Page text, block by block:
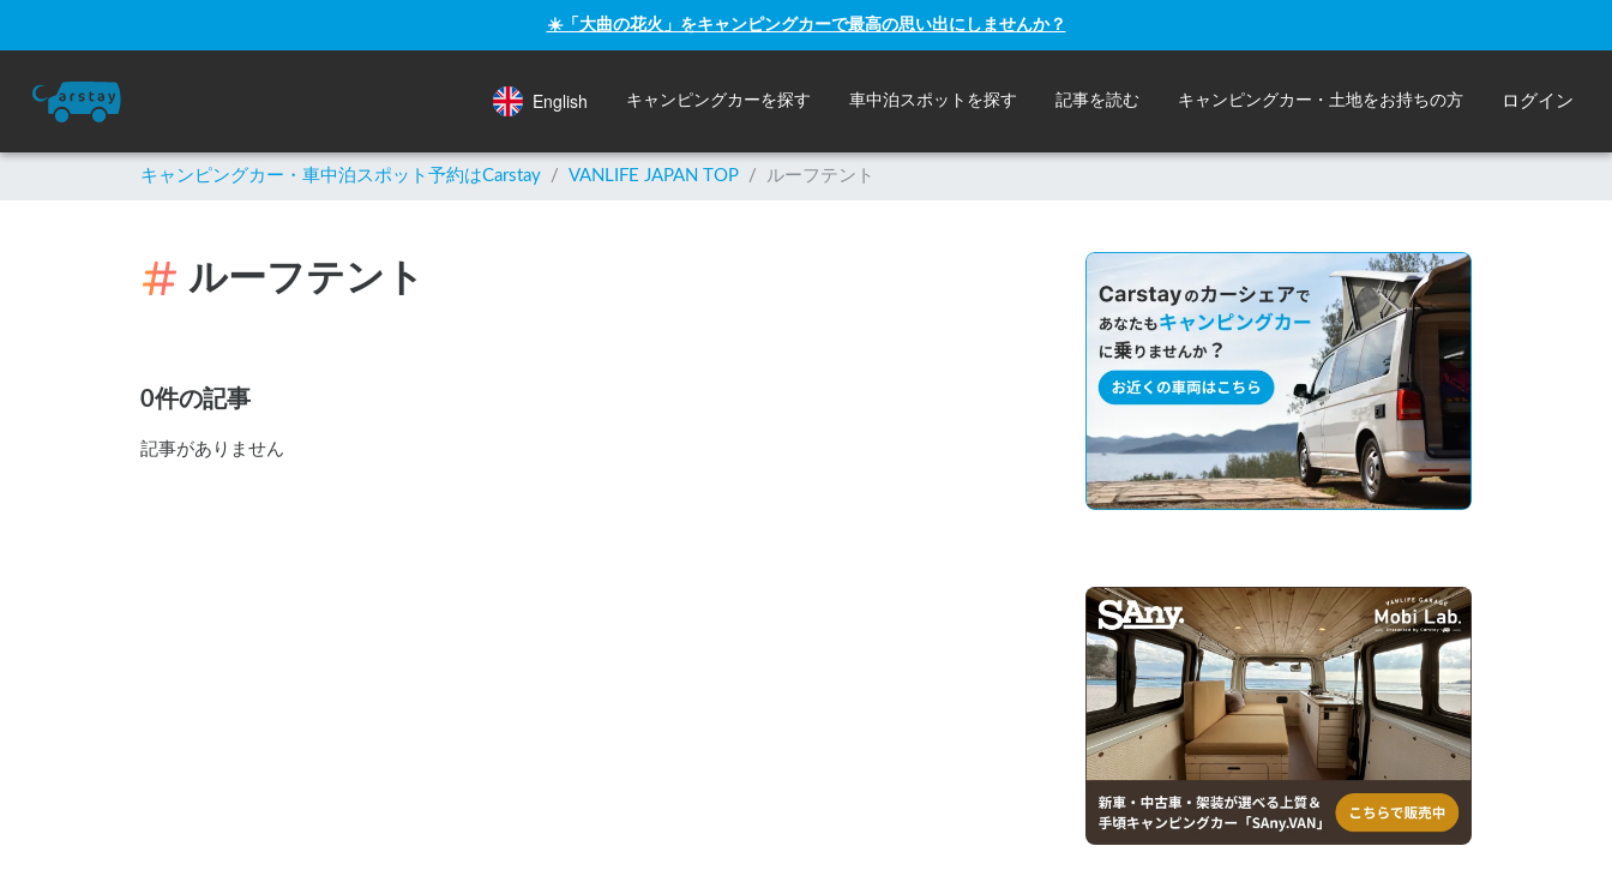
☀️「大曲の花火」をキャンピングカーで最高の思い出にしませんか？
English キャンピングカーを探す 車中泊スポットを探す 記事を読む キャンピングカー・土地をお持ちの方 ログイン
キャンピングカー・車中泊スポット予約はCarstay / VANLIFE JAPAN TOP / ルーフテント
ルーフテント
0件の記事
記事がありません